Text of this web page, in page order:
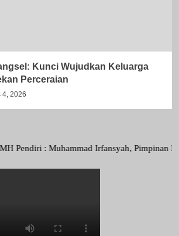
Kunci Wujudkan Keluarga
Perceraian
4, 2026
: Muhammad Irfansyah, Pimpinan